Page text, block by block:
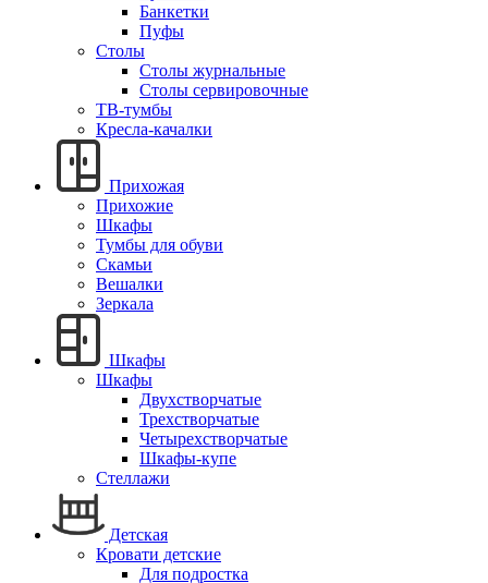
Банкетки
Пуфы
Столы
Столы журнальные
Столы сервировочные
ТВ-тумбы
Кресла-качалки
Прихожая
Прихожие
Шкафы
Тумбы для обуви
Скамьи
Вешалки
Зеркала
Шкафы
Шкафы
Двухстворчатые
Трехстворчатые
Четырехстворчатые
Шкафы-купе
Стеллажи
Детская
Кровати детские
Для подростка